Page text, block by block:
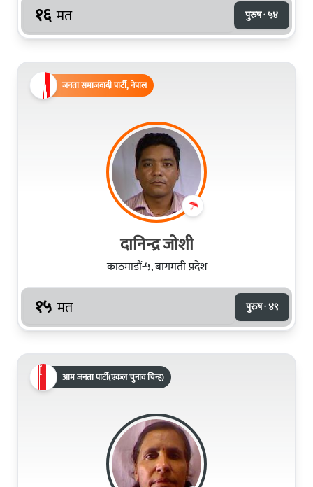
१६ मत पुरुष · ५४
जनता समाजवादी पार्टी, नेपाल
दानिन्द्र जोशी
काठमाडौं-५, बागमती प्रदेश
१५ मत पुरुष · ४९
आम जनता पार्टी(एकल चुनाव चिन्ह)